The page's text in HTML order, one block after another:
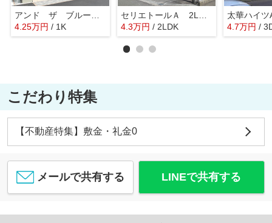
アンド ザ ブルー Ⅰ 1KSW
4.25万円 / 1K
セリエトールＡ 2LDKH
4.3万円 / 2LDK
太華ハイツ
4.7万円 /
こだわり特集
【不動産特集】敷金・礼金0
メールで共有する LINEで共有する